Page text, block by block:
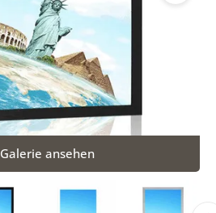
Galerie ansehen